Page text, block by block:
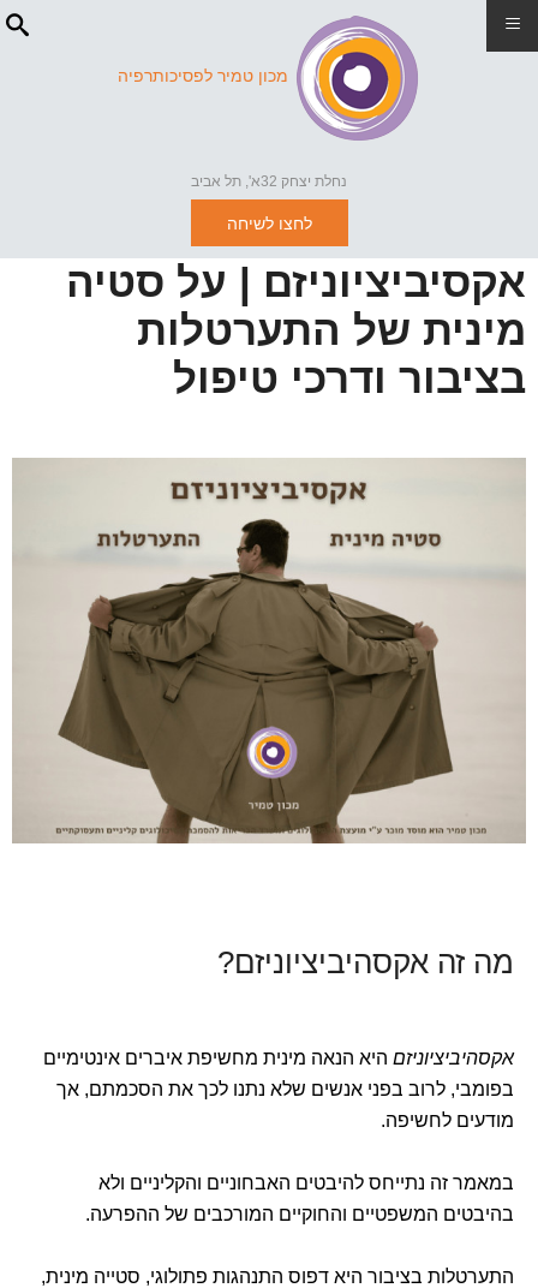
מכון טמיר לפסיכותרפיה
נחלת יצחק 32א', תל אביב
לחצו לשיחה
אקסיביציוניזם | על סטיה
מינית של התערטלות
בציבור ודרכי טיפול
מה זה אקסהיביציוניזם?
אקסהיביציוניזם היא הנאה מינית מחשיפת איברים אינטימיים
בפומבי, לרוב בפני אנשים שלא נתנו לכך את הסכמתם, אך
מודעים לחשיפה.
במאמר זה נתייחס להיבטים האבחוניים והקליניים ולא
בהיבטים המשפטיים והחוקיים המורכבים של ההפרעה.
התערטלות בציבור היא דפוס התנהגות פתולוגי, סטייה מינית,
≡